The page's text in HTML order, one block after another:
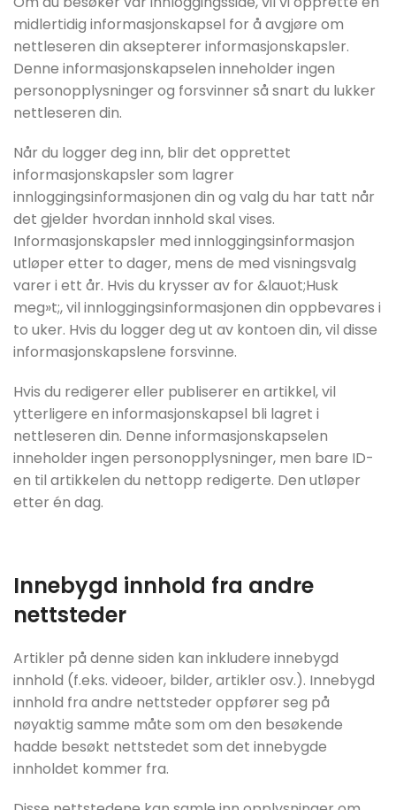
midlertidig informasjonskapsel for å avgjøre om
nettleseren din aksepterer informasjonskapsler.
Denne informasjonskapselen inneholder ingen
personopplysninger og forsvinner så snart du lukker
nettleseren din.
Når du logger deg inn, blir det opprettet
informasjonskapsler som lagrer
innloggingsinformasjonen din og valg du har tatt når
det gjelder hvordan innhold skal vises.
Informasjonskapsler med innloggingsinformasjon
utløper etter to dager, mens de med visningsvalg
varer i ett år. Hvis du krysser av for &lauot;Husk
meg»t;, vil innloggingsinformasjonen din oppbevares i
to uker. Hvis du logger deg ut av kontoen din, vil disse
informasjonskapslene forsvinne.
Hvis du redigerer eller publiserer en artikkel, vil
ytterligere en informasjonskapsel bli lagret i
nettleseren din. Denne informasjonskapselen
inneholder ingen personopplysninger, men bare ID-
en til artikkelen du nettopp redigerte. Den utløper
etter én dag.
Innebygd innhold fra andre
nettsteder
Artikler på denne siden kan inkludere innebygd
innhold (f.eks. videoer, bilder, artikler osv.). Innebygd
innhold fra andre nettsteder oppfører seg på
nøyaktig samme måte som om den besøkende
hadde besøkt nettstedet som det innebygde
innholdet kommer fra.